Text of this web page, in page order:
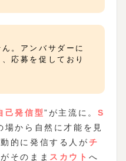
。アンバサダーに
応募を促しており
己発信型”が主流に。 S
場から自然に才能を見
的に発信する人がチ
そのまま スカウト へ